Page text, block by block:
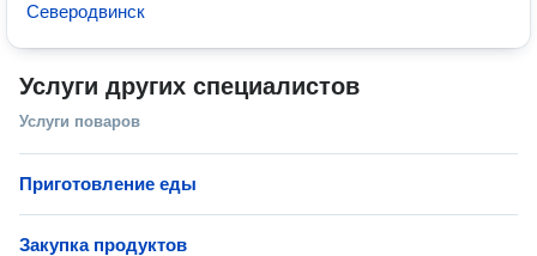
Северодвинск
Услуги других специалистов
Услуги поваров
Приготовление еды
Закупка продуктов